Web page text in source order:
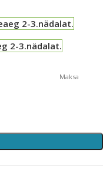
2-3.nädalat.
2-3.nädalat.
Maksa